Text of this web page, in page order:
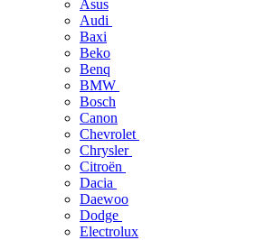
Asus
Audi
Baxi
Beko
Benq
BMW
Bosch
Canon
Chevrolet
Chrysler
Citroën
Dacia
Daewoo
Dodge
Electrolux